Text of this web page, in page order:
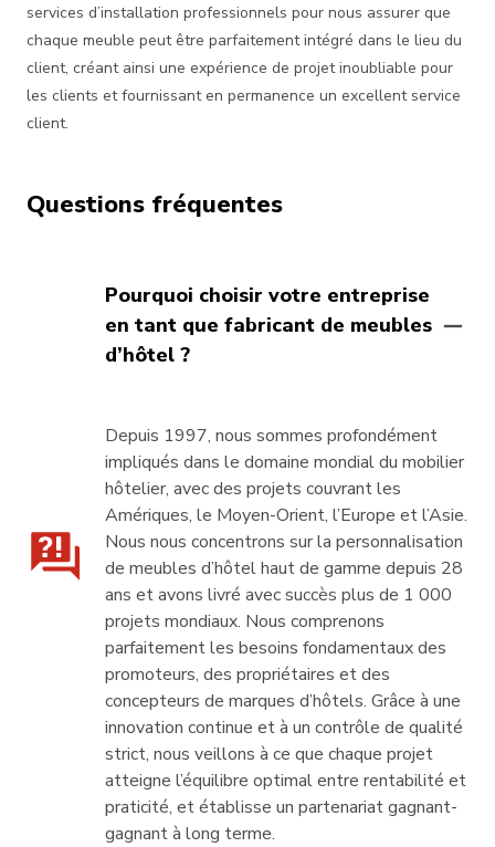
services d’installation professionnels pour nous assurer que
chaque meuble peut être parfaitement intégré dans le lieu du
client, créant ainsi une expérience de projet inoubliable pour
les clients et fournissant en permanence un excellent service
client.
Questions fréquentes
Pourquoi choisir votre entreprise
en tant que fabricant de meubles
d’hôtel ?
Depuis 1997, nous sommes profondément
impliqués dans le domaine mondial du mobilier
hôtelier, avec des projets couvrant les
Amériques, le Moyen-Orient, l’Europe et l’Asie.
Nous nous concentrons sur la personnalisation
de meubles d’hôtel haut de gamme depuis 28
ans et avons livré avec succès plus de 1 000
projets mondiaux. Nous comprenons
parfaitement les besoins fondamentaux des
promoteurs, des propriétaires et des
concepteurs de marques d’hôtels. Grâce à une
innovation continue et à un contrôle de qualité
strict, nous veillons à ce que chaque projet
atteigne l’équilibre optimal entre rentabilité et
praticité, et établisse un partenariat gagnant-
gagnant à long terme.